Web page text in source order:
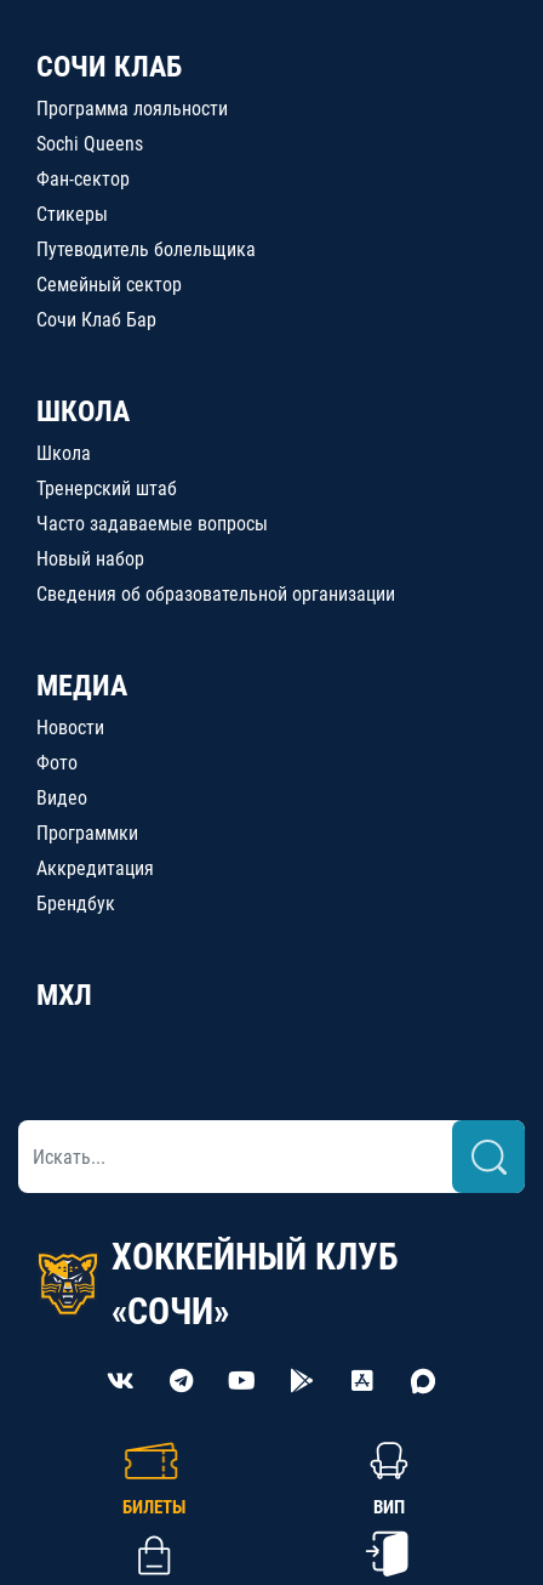
СОЧИ КЛАБ
Программа лояльности
Sochi Queens
Фан-сектор
Стикеры
Путеводитель болельщика
Семейный сектор
Сочи Клаб Бар
ШКОЛА
Школа
Тренерский штаб
Часто задаваемые вопросы
Новый набор
Сведения об образовательной организации
МЕДИА
Новости
Фото
Видео
Программки
Аккредитация
Брендбук
МХЛ
ХОККЕЙНЫЙ КЛУБ
«СОЧИ»
БИЛЕТЫ ВИП